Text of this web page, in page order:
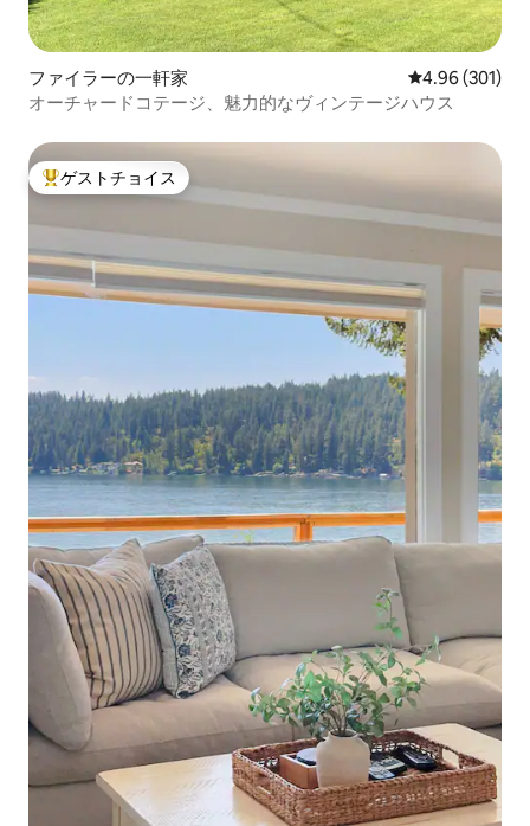
ファイラーの一軒家 レビュー301
4.96 (301)
オーチャードコテージ、魅力的なヴィンテージハウス
大好評のゲストチョイスです。
ゲストチョイス